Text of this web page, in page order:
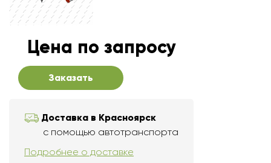
Цена по запросу
Заказать
Доставка в Красноярск
с помощью автотранспорта
Подробнее о доставке